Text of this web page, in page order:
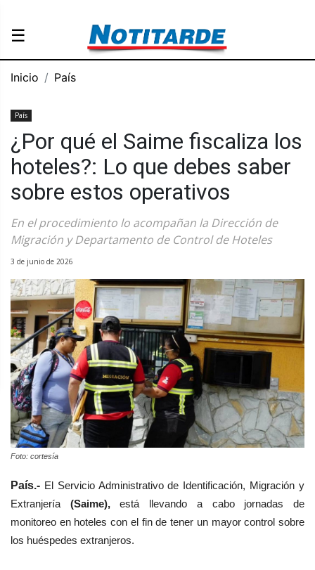
☰
Inicio País
País
¿Por qué el Saime fiscaliza los
hoteles?: Lo que debes saber
sobre estos operativos
En el procedimiento lo acompañan la Dirección de
Migración y Departamento de Control de Hoteles
3 de junio de 2026
Foto: cortesía
País.- El Servicio Administrativo de Identificación, Migración y
Extranjería (Saime),está llevando a cabo jornadas de
monitoreo en hoteles con el fin de tener un mayor control sobre
los huéspedes extranjeros.